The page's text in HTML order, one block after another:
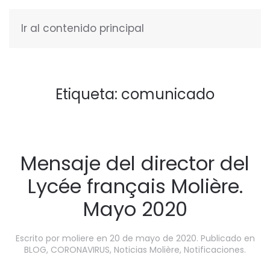
Ir al contenido principal
Etiqueta: comunicado
Mensaje del director del
Lycée français Molière.
Mayo 2020
Escrito por moliere en 20 de mayo de 2020. Publicado en
BLOG, CORONAVIRUS, Noticias Molière, Notificaciones.